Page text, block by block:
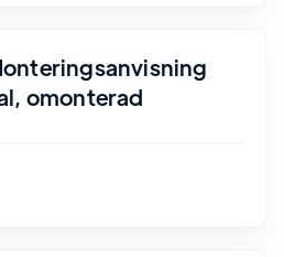
omonterad